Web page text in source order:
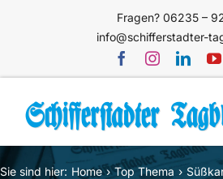
Fragen? 06235 –
info@schifferstadter-
Home
Sie sind hier: Home Top Thema